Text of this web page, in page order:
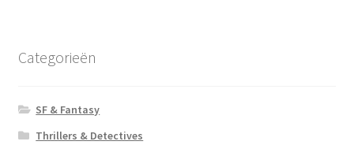
Categorieën
SF & Fantasy
Thrillers & Detectives